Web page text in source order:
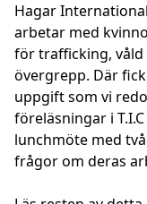
Hagar
arbetar med
för trafficking, våld
övergrepp. Där
uppgift som vi
föreläsningar i
lunchmöte med
frågor om deras